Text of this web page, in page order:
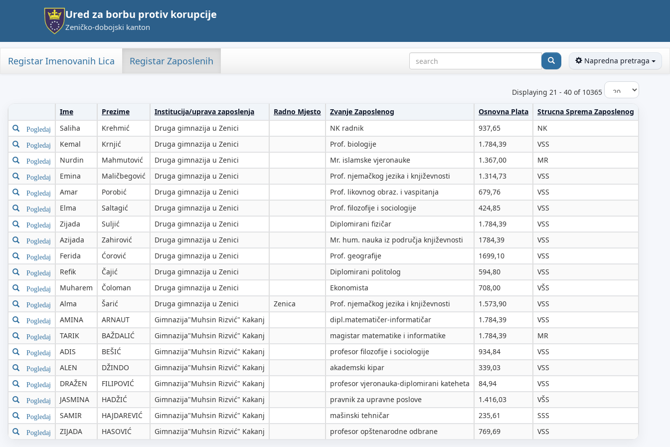
Ured za borbu protiv korupcije
Zeničko-dobojski kanton
Registar Imenovanih Lica Registar Zaposlenih Napredna pretraga
Displaying 21 - 40 of 10365
Ime Prezime Institucija/uprava zaposlenja Radno Mjesto Zvanje Zaposlenog Osnovna Plata Strucna Sprema Zaposlenog
Pogledaj Saliha Krehmić Druga gimnazija u Zenici NK radnik 937,65 NK
Pogledaj Kemal Krnjić Druga gimnazija u Zenici Prof. biologije 1.784,39 VSS
Pogledaj Nurdin Mahmutović Druga gimnazija u Zenici Mr. islamske vjeronauke 1.367,00 MR
Pogledaj Emina Maličbegović Druga gimnazija u Zenici Prof. njemačkog jezika i književnosti 1.314,73 VSS
Pogledaj Amar Porobić Druga gimnazija u Zenici Prof. likovnog obraz. i vaspitanja 679,76 VSS
Pogledaj Elma Saltagić Druga gimnazija u Zenici Prof. filozofije i sociologije 424,85 VSS
Pogledaj Zijada Suljić Druga gimnazija u Zenici Diplomirani fizičar 1.784,39 VSS
Pogledaj Azijada Zahirović Druga gimnazija u Zenici Mr. hum. nauka iz područja književnosti 1784,39 VSS
Pogledaj Ferida Ćorović Druga gimnazija u Zenici Prof. geografije 1699,10 VSS
Pogledaj Refik Čajić Druga gimnazija u Zenici Diplomirani politolog 594,80 VSS
Pogledaj Muharem Čoloman Druga gimnazija u Zenici Ekonomista 708,00 VŠS
Pogledaj Alma Šarić Druga gimnazija u Zenici Zenica Prof. njemačkog jezika i književnosti 1.573,90 VSS
Pogledaj AMINA ARNAUT Gimnazija"Muhsin Rizvić" Kakanj dipl.matematičer-informatičar 1.784,39 VSS
Pogledaj TARIK BAŽDALIĆ Gimnazija"Muhsin Rizvić" Kakanj magistar matematike i informatike 1.784,39 MR
Pogledaj ADIS BEŠIĆ Gimnazija"Muhsin Rizvić" Kakanj profesor filozofije i sociologije 934,84 VSS
Pogledaj ALEN DŽINDO Gimnazija"Muhsin Rizvić" Kakanj akademski kipar 339,03 VSS
Pogledaj DRAŽEN FILIPOVIĆ Gimnazija"Muhsin Rizvić" Kakanj profesor vjeronauka-diplomirani kateheta 84,94 VSS
Pogledaj JASMINA HADŽIĆ Gimnazija"Muhsin Rizvić" Kakanj pravnik za upravne poslove 1.416,03 VŠS
Pogledaj SAMIR HAJDAREVIĆ Gimnazija"Muhsin Rizvić" Kakanj mašinski tehničar 235,61 SSS
Pogledaj ZIJADA HASOVIĆ Gimnazija"Muhsin Rizvić" Kakanj profesor opštenarodne odbrane 769,69 VSS